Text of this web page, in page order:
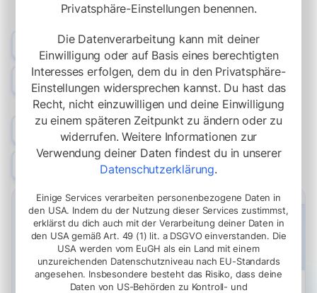
Script-Integration
Füge individuelle Skripte auf jeder öffentlichen Seite ein.
Optimierte Kosten
Reduziere Werbekosten durch Conversion-Rate-
Optimierte Formulare.
Feedback-Schleifen
Verstehe, wie Bewerber interagieren und reagiere darauf.
Performance-Tracking
Überwache und analysiere alle relevanten Kennzahlen.
Privatsphäre-Einstellungen benennen.
Die Datenverarbeitung kann mit deiner
Einwilligung oder auf Basis eines berechtigten
Interesses erfolgen, dem du in den Privatsphäre-
Einstellungen widersprechen kannst. Du hast das
Recht, nicht einzuwilligen und deine Einwilligung
zu einem späteren Zeitpunkt zu ändern oder zu
widerrufen. Weitere Informationen zur
Verwendung deiner Daten findest du in unserer
Datenschutzerklärung.
Einige Services verarbeiten personenbezogene Daten in
den USA. Indem du der Nutzung dieser Services zustimmst,
erklärst du dich auch mit der Verarbeitung deiner Daten in
den USA gemäß Art. 49 (1) lit. a DSGVO einverstanden. Die
USA werden vom EuGH als ein Land mit einem
unzureichenden Datenschutzniveau nach EU-Standards
angesehen. Insbesondere besteht das Risiko, dass deine
Daten von US-Behörden zu Kontroll- und